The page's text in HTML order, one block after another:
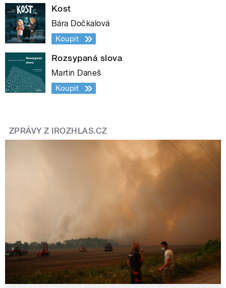
Kost
Bára Dočkalová
Koupit
Rozsypaná slova
Martin Daneš
Koupit
ZPRÁVY Z IROZHLAS.CZ